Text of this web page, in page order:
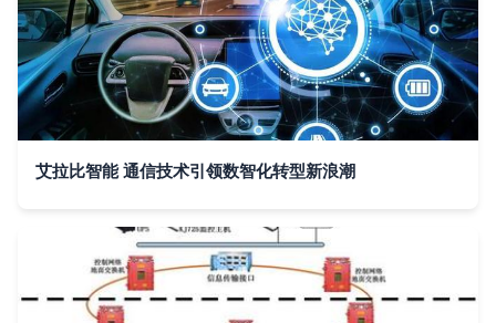
艾拉比智能 通信技术引领数智化转型新浪潮